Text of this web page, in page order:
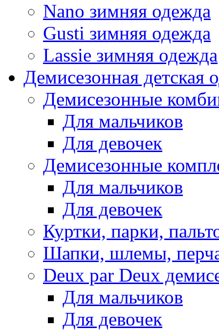
Nano зимняя одежда
Gusti зимняя одежда
Lassie зимняя одежда
Демисезонная детская
Демисезонные
Для мальчиков
Для девочек
Демисезонные
Для мальчиков
Для девочек
Куртки, парки,
Шапки, шлемы,
Deux par Deux
Для мальчиков
Для девочек